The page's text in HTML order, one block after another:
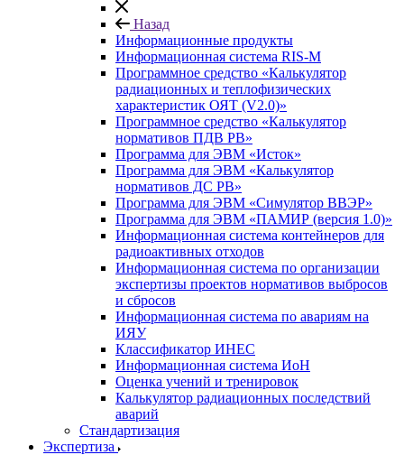
Назад
Информационные продукты
Информационная система RIS-M
Программное средство «Калькулятор
радиационных и теплофизических
характеристик ОЯТ (V2.0)»
Программное средство «Калькулятор
нормативов ПДВ РВ»
Программа для ЭВМ «Исток»
Программа для ЭВМ «Калькулятор
нормативов ДС РВ»
Программа для ЭВМ «Симулятор ВВЭР»
Программа для ЭВМ «ПАМИР (версия 1.0)»
Информационная система контейнеров для
радиоактивных отходов
Информационная система по организации
экспертизы проектов нормативов выбросов
и сбросов
Информационная система по авариям на
ИЯУ
Классификатор ИНЕС
Информационная система ИоН
Оценка учений и тренировок
Калькулятор радиационных последствий
аварий
Стандартизация
Экспертиза